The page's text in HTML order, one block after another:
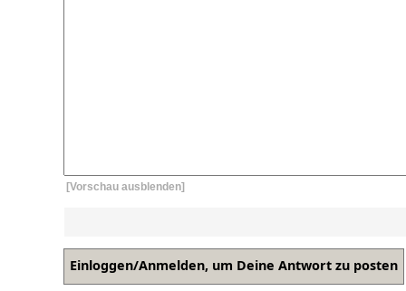
[Vorschau ausblenden]